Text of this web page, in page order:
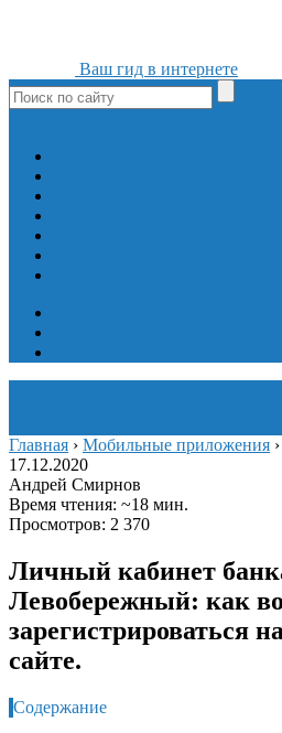
Ваш гид в интернете
Главная › Мобильные приложения ›
17.12.2020
Андрей Смирнов
Время чтения: ~18 мин.
Просмотров: 2 370
Личный кабинет
Левобережный: как
зарегистрироваться
сайте.
Содержание